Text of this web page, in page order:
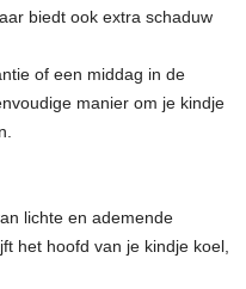
biedt ook extra schaduw
of een middag in de
manier om je kindje
lichte en ademende
het hoofd van je kindje koel,